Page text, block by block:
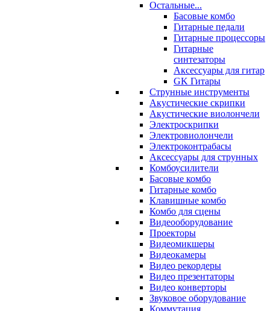
Остальные...
Басовые комбо
Гитарные педали
Гитарные процессоры
Гитарные
синтезаторы
Аксессуары для гитар
GK Гитары
Струнные инструменты
Акустические скрипки
Акустические виолончели
Электроскрипки
Электровиолончели
Электроконтрабасы
Аксессуары для струнных
Комбоусилители
Басовые комбо
Гитарные комбо
Клавишные комбо
Комбо для сцены
Видеооборудование
Проекторы
Видеомикшеры
Видеокамеры
Видео рекордеры
Видео презентаторы
Видео конверторы
Звуковое оборудование
Коммутация